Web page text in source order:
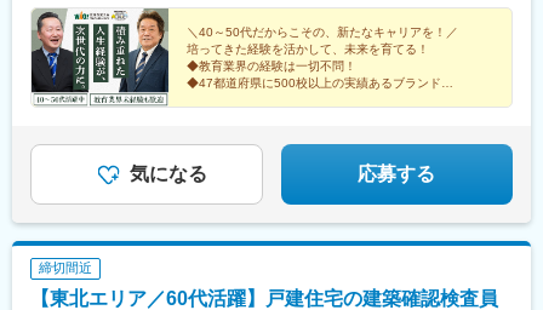
沖縄県※全国47都道府県にFC本部を開設しています！
駅、松江駅、郵便局前駅、山口駅(山口県)、徳島駅、高松駅(香川
県)、松山市駅、入明駅、平和通駅、佐賀駅、昭和町通駅、通町筋
駅、大分駅、宮崎駅、鹿児島中央駅、首里駅、大阪梅田駅(阪急
線)、西８丁目駅、仙台駅(地下鉄)、福島駅(福島県)、岩本町駅、二
子新地駅、福井駅(福井県)、西日野駅、四条駅(京都市営)、谷町九
岡県)、千歳町駅(長崎県)、熊本城・市役所前駅、鹿児島中央駅前
駅、梅田駅(地下鉄)、大通駅、あおば通駅、末広町駅(東京都)、武
106万円／月間・1268万円／年間（利益率43.1％）※まずは《生徒
50名で年収700万円～800万円》を目安に、高収益構造を構築して
います。【開業資金目安】◎日本政策金融公庫にワオ専用の窓口
があり、融資が受けやすいです。約700万円～800万円（物件規模
などにより多少変動）※運転資金を含めた総額の目安は約1000万
金調達される方が大半です。 （例）自己資金：300万円＋融
資：800万円＝合計1100万円※融資に際しては、申請書類作成など
のサポートもしますので、ご安心ください。＼★先着30名様限定
★／独立応援キャンペーンにより、加盟金165万円を全額免除！
詳しくはお問い合わせください。
＼40～50代だからこその、新たなキャリアを！／
培ってきた経験を活かして、未来を育てる！
◆教育業界の経験は一切不問！
◆47都道府県に500校以上の実績あるブランド
気になる 応募する
締切間近
【東北エリア／60代活躍】戸建住宅の建築確認検査員